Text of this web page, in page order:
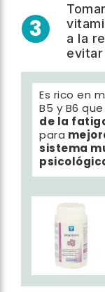
3
a la
Es rico en
B5 y B6 que
de la
para
sistema